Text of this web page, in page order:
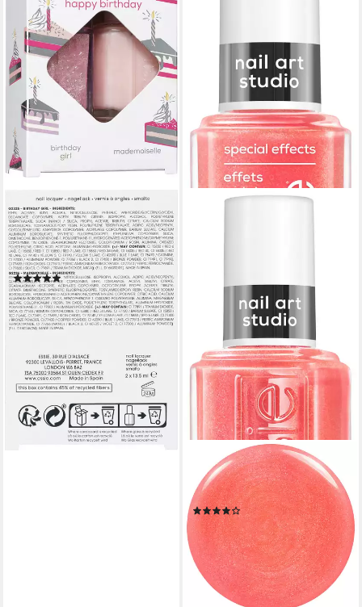
ESSIE
Nagellack-Set GIFT SET, 2-
tlg., mit natürlichen
Inhaltsstoffen
(29)
15,99 € UVP17,99 €
-11%
lieferbar - in 1-2 Werktagen bei dir
Nagellack SPECIAL EFFEKTS,
mit natürlichen Inhaltsstoffen
(5)
8,99 € UVP
9,99 €
(665,93 €/ 1 l)
-10%
lieferbar - in 5-6 Werktagen bei dir